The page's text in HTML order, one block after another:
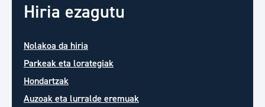
Hiria ezagutu
Nolakoa da hiria
Parkeak eta lorategiak
Hondartzak
Auzoak eta lurralde eremuak